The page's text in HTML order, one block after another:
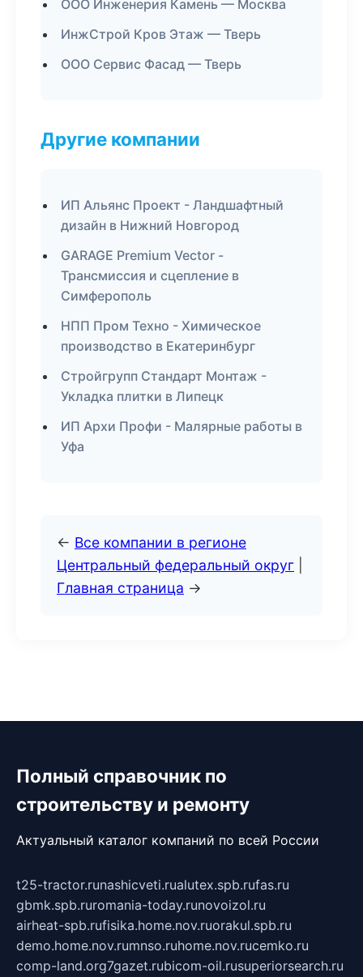
ООО Инженерия Камень — Москва
ИнжСтрой Кров Этаж — Тверь
ООО Сервис Фасад — Тверь
Другие компании
ИП Альянс Проект - Ландшафтный
дизайн в Нижний Новгород
GARAGE Premium Vector -
Трансмиссия и сцепление в
Симферополь
НПП Пром Техно - Химическое
производство в Екатеринбург
Стройгрупп Стандарт Монтаж -
Укладка плитки в Липецк
ИП Архи Профи - Малярные работы в
Уфа
← Все компании в регионе
Центральный федеральный округ
Главная страница →
Полный справочник по
строительству и ремонту
Актуальный каталог компаний по всей России
t25-tractor.runashicveti.rualutex.spb.rufas.ru
gbmk.spb.ruromania-today.runovoizol.ru
airheat-spb.rufisika.home.nov.ruorakul.spb.ru
demo.home.nov.rumnso.ruhome.nov.rucemko.ru
comp-land.org7gazet.rubicom-oil.rusuperiorsearch.ru